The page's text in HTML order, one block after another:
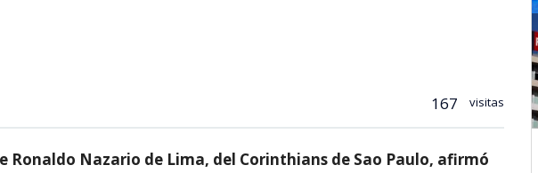
167 visitas
Ronaldo Nazario de Lima, del Corinthians de Sao Paulo, afirmó